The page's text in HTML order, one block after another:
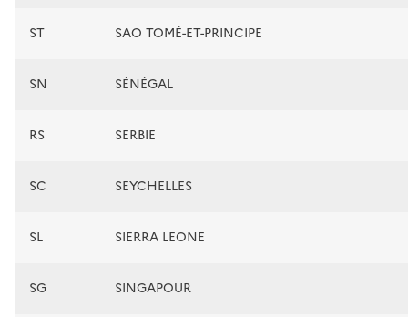
ST SAO TOMÉ-ET-PRINCIPE
SN SÉNÉGAL
RS SERBIE
SC SEYCHELLES
SL SIERRA LEONE
SG SINGAPOUR